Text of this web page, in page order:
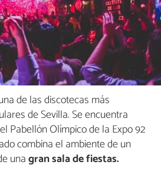
de las discotecas más
de Sevilla. Se encuentra
Pabellón Olímpico de la Expo 92
combina el ambiente de un
unagran sala de fiestas.